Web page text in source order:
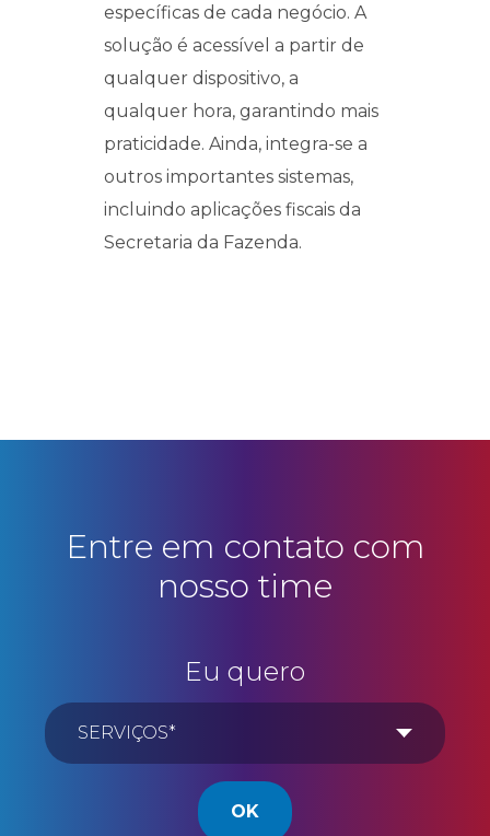
específicas de cada negócio. A
solução é acessível a partir de
qualquer dispositivo, a
qualquer hora, garantindo mais
praticidade. Ainda, integra-se a
outros importantes sistemas,
incluindo aplicações fiscais da
Secretaria da Fazenda.
Entre em contato com
nosso time
Eu quero
OK